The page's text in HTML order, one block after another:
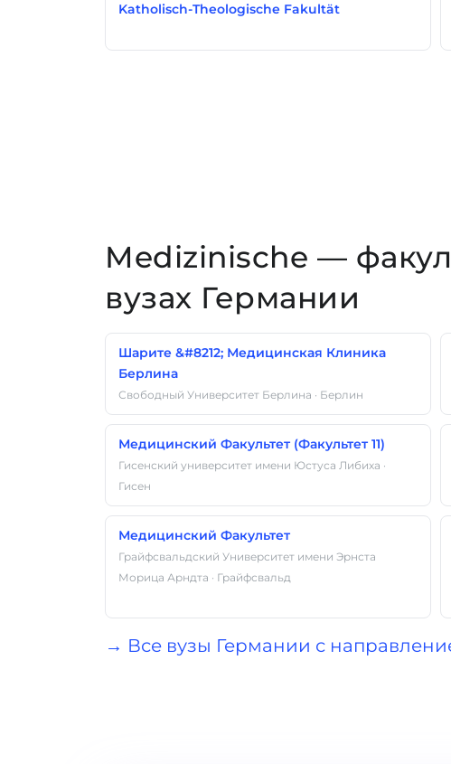
Katholisch-Theologische Fakultät
Medizinische —
вузах Германии
Шарите &#8212; Медицинская Клиника
Берлина
Свободный Университет Берлина · Берлин
Медицинский Факультет (Факультет 11)
Гисенский университет имени Юстуса Либиха ·
Гисен
Медицинский Факультет
Грайфсвальдский Университет имени Эрнста
Морица Арндта · Грайфсвальд
→ Все вузы Германии с